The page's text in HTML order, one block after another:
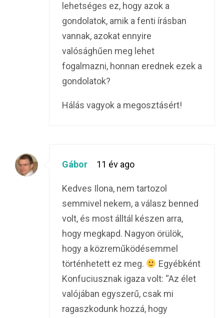
lehetséges ez, hogy azok a
gondolatok, amik a fenti írásban
vannak, azokat ennyire
valósághűen meg lehet
fogalmazni, honnan erednek ezek a
gondolatok?
Hálás vagyok a megosztásért!
Gábor 11 év ago
Kedves Ilona, nem tartozol
semmivel nekem, a válasz benned
volt, és most álltál készen arra,
hogy megkapd. Nagyon örülök,
hogy a közreműködésemmel
történhetett ez meg.
Egyébként
Konfuciusznak igaza volt: “Az élet
valójában egyszerű, csak mi
ragaszkodunk hozzá, hogy